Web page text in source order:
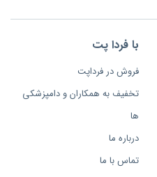
با فردا پت
فروش در فرداپت
تخفیف به همکاران و دامپزشکی
ها
درباره ما
تماس با ما